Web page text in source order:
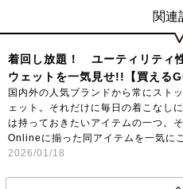
関連
着回し放題！ ユーティリティ
ウェットを一気見せ!!【買える
国内外の人気ブランドから常にスト
ェット。それだけに毎日の着こなし
は持っておきたいアイテムの一つ。
Onlineに揃った同アイテムを一気に
2026/01/18